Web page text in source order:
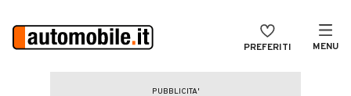
PREFERITI MENU
CERCA